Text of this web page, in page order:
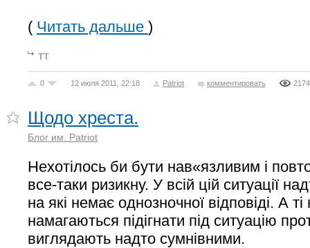
( Читать дальше )
тт
0 12 июля 2011, 22:18 Patriot комментировать 2174
Щодо хреста.
Блог им. Patriot
Нехотілось би бути нав«язливим і
все-таки ризикну. У всій цій ситуації
на які немає однозночної відповіді. А ті
намагаються підігнати під ситуацію
виглядають надто сумнівними.